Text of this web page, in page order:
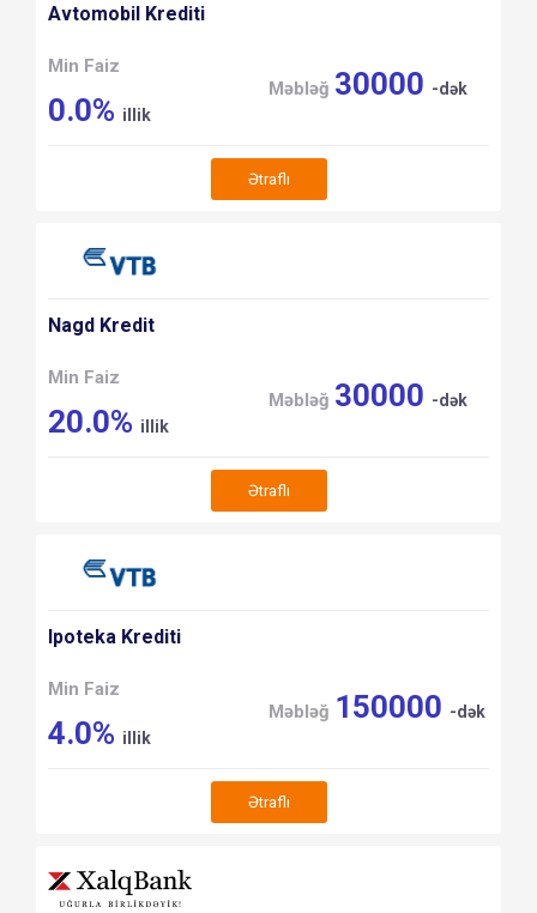
Avtomobil Krediti
Min Faiz
0.0% illik
Məbləğ 30000 -dək
Ətraflı
Nagd Kredit
Min Faiz
20.0% illik
Məbləğ 30000 -dək
Ətraflı
Ipoteka Krediti
Min Faiz
4.0% illik
Məbləğ 150000 -dək
Ətraflı